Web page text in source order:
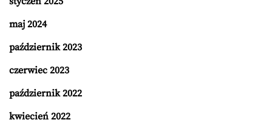
maj 2024
październik 2023
czerwiec 2023
październik 2022
kwiecień 2022